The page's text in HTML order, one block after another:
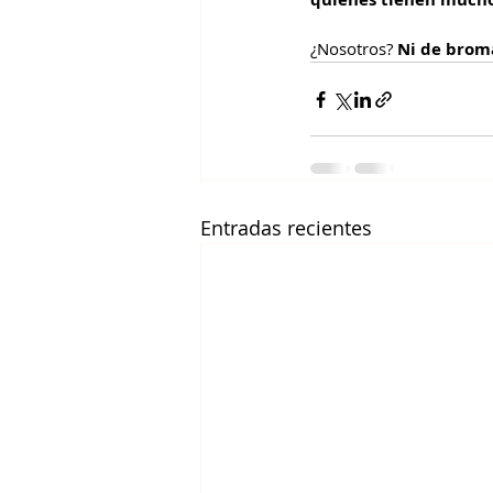
¿Nosotros? Ni de
Entradas recientes